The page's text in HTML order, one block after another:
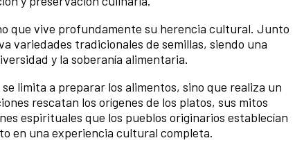
que vive profundamente su herencia cultural. Junto
variedades tradicionales de semillas, siendo una
y la soberanía alimentaria.
limita a preparar los alimentos, sino que realiza un
rescatan los orígenes de los platos, sus mitos
espirituales que los pueblos originarios establecían
en una experiencia cultural completa.